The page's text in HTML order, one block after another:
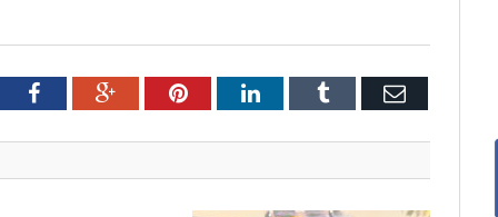
FacebookGoogle+PinterestLinkedInTumblr Email